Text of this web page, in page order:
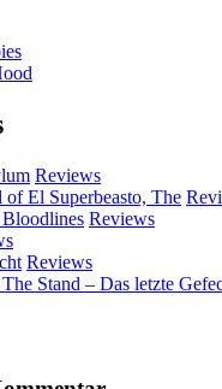
Reviews
El Superbeasto, The
Reviews
Reviews
Stand – Das letzte